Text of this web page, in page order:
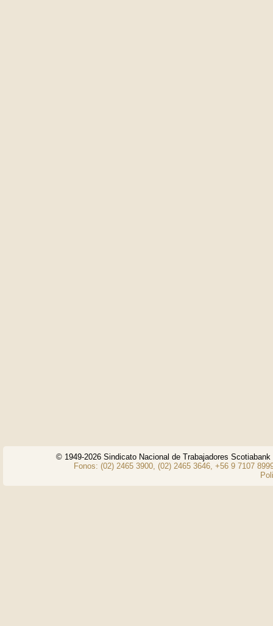
© 1949-2026 Sindicato Nacional de Trabajadores
Fonos: (02) 2465 3900, (02) 2465 3646, +56 9 7107